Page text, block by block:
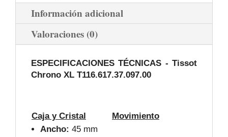
Información adicional
Valoraciones (0)
ESPECIFICACIONES TÉCNICAS - Tissot
Chrono XL T116.617.37.097.00
Caja y Cristal
Movimiento
Ancho: 45 mm